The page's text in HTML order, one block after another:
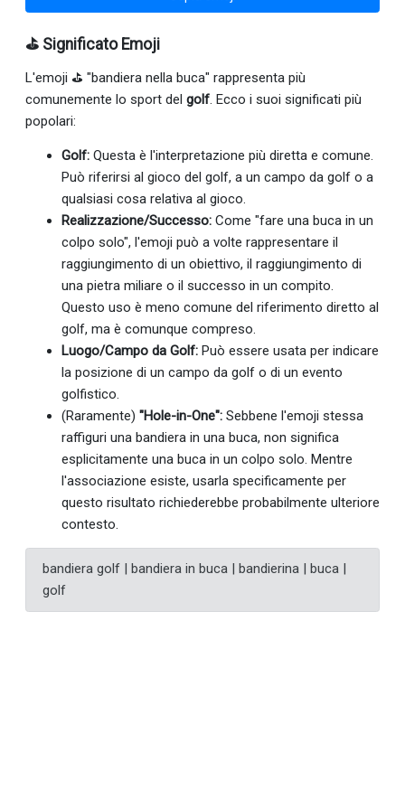
⛳ Significato Emoji
L'emoji ⛳ "bandiera nella buca" rappresenta più
comunemente lo sport del golf. Ecco i suoi significati più
popolari:
Golf: Questa è l'interpretazione più diretta e comune.
Può riferirsi al gioco del golf, a un campo da golf o a
qualsiasi cosa relativa al gioco.
Realizzazione/Successo: Come "fare una buca in un
colpo solo", l'emoji può a volte rappresentare il
raggiungimento di un obiettivo, il raggiungimento di
una pietra miliare o il successo in un compito.
Questo uso è meno comune del riferimento diretto al
golf, ma è comunque compreso.
Luogo/Campo da Golf: Può essere usata per indicare
la posizione di un campo da golf o di un evento
golfistico.
(Raramente) "Hole-in-One": Sebbene l'emoji stessa
raffiguri una bandiera in una buca, non significa
esplicitamente una buca in un colpo solo. Mentre
l'associazione esiste, usarla specificamente per
questo risultato richiederebbe probabilmente ulteriore
contesto.
bandiera golf | bandiera in buca | bandierina | buca |
golf